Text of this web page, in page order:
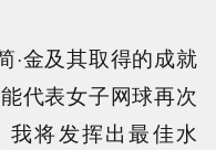
·金及其取得的成就
代表女子网球再次
将发挥出最佳水